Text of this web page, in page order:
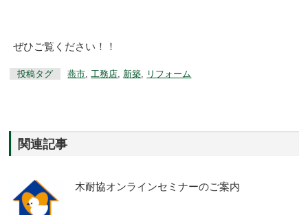
ぜひご覧ください！！
投稿タグ 燕市,工務店, 新築, リフォーム
関連記事
木耐協オンラインセミナーのご案内